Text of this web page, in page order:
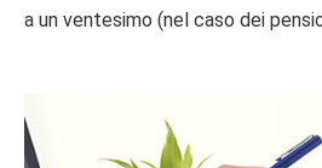
a un ventesimo (nel caso dei